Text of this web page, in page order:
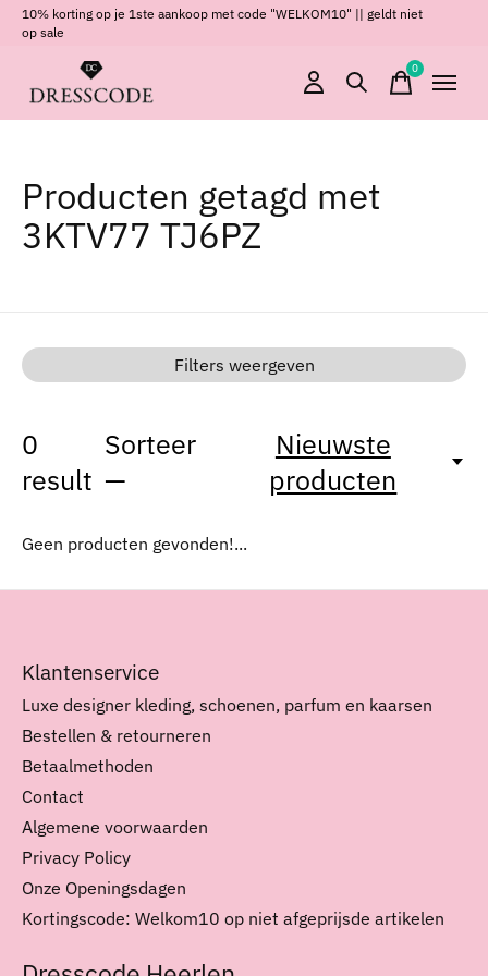
10% korting op je 1ste aankoop met code "WELKOM10" || geldt niet
op sale
0items
Producten getagd met
3KTV77 TJ6PZ
Filters weergeven
0
result
Sorteer
—
Nieuwste
producten
Geen producten gevonden!...
Klantenservice
Luxe designer kleding, schoenen, parfum en kaarsen
Bestellen & retourneren
Betaalmethoden
Contact
Algemene voorwaarden
Privacy Policy
Onze Openingsdagen
Kortingscode: Welkom10 op niet afgeprijsde artikelen